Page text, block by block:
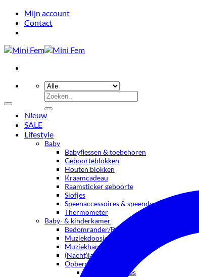
naar
inhoud
Mijn account
Contact
Zoeken
naar:
Nieuw
SALE
Lifestyle
Baby
Babyflessen & toebehoren
Geboorteblokken
Houten blokken
Kraamcadeau
Raamsticker geboorte
Slofjes
Speenaccessoires & speendoekjes
Thermometer
Baby- & kinderkamer
Bedomrander/Bedbumpers
Muziekdoosjes
Muziekhangers
(Nacht)lampjes
Opbergen
Sieradendoosjes